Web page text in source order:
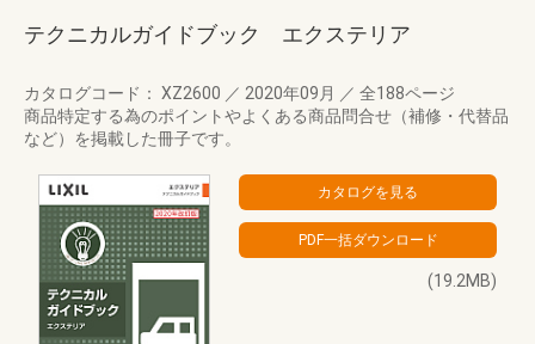
テクニカルガイドブック エクステリア
カタログコード： XZ2600 ／ 2020年09月 ／ 全188ページ
商品特定する為のポイントやよくある商品問合せ（補修・代替品
など）を掲載した冊子です。
(19.2MB)